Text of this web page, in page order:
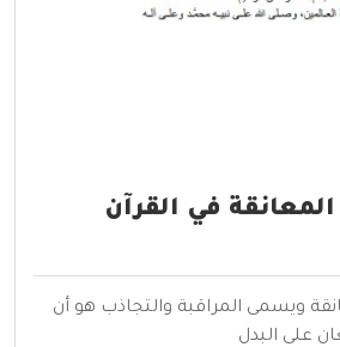
في القرآن
ويسمى المراقبة والتجاذب هو أن
على البدل